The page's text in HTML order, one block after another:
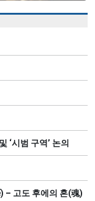
‘시범 구역’ 논의
– 고도 후에의 혼(魂)